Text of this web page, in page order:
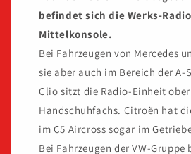
befindet sich die Werks-
Mittelkonsole.
Bei Fahrzeugen von Mercedes
sie aber auch im Bereich der A-
Clio sitzt die Radio-Einheit
Handschuhfachs. Citroën hat
im C5 Aircross sogar im
Bei Fahrzeugen der VW-